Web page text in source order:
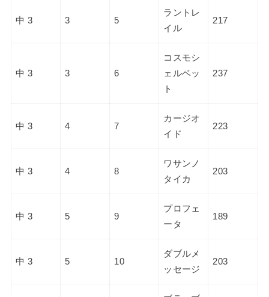
中 3 3 5
ラントレ
イル
217
中 3 3 6
コスモシ
ェルベッ
ト
237
中 3 4 7
カージオ
イド
223
中 3 4 8
ワサンノ
タイカ
203
中 3 5 9
プロフェ
ータ
189
中 3 5 10
ダブルメ
ッセージ
203